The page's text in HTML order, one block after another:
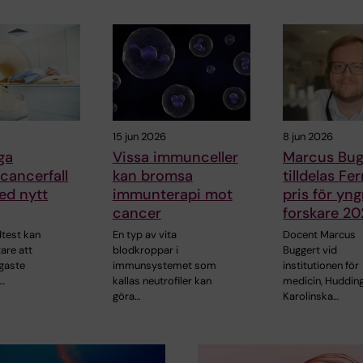
nytt
kan
att
15 jun 2026
Vissa immunceller
kan bromsa
immunterapi mot
cancer
En typ av vita
blodkroppar i
immunsystemet som
kallas neutrofiler kan
göra…
8 jun 2026
Marcus
tilldelas
pris för
forskare
Docent Marcus
Buggert vid
institutionen för
medicin,
Karolinska…